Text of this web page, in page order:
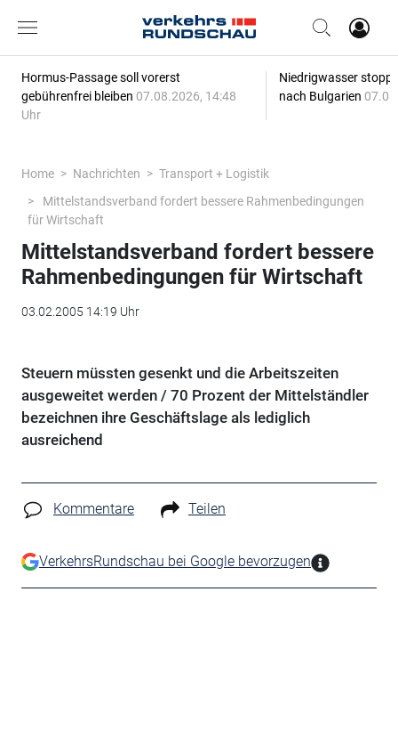
Hormus-Passage soll vorerst
gebührenfrei bleiben 07.08.2026, 14:48
Uhr
Niedrigwasser
nach Bulgarien
Home Nachrichten
Transport + Logistik
Mittelstandsverband fordert bessere Rahmenbedingungen
für Wirtschaft
Mittelstandsverband fordert bessere
Rahmenbedingungen für Wirtschaft
03.02.2005 14:19 Uhr
Steuern müssten gesenkt und die Arbeitszeiten
ausgeweitet werden / 70 Prozent der Mittelständler
bezeichnen ihre Geschäftslage als lediglich
ausreichend
Kommentare Teilen
VerkehrsRundschau bei Google bevorzugen